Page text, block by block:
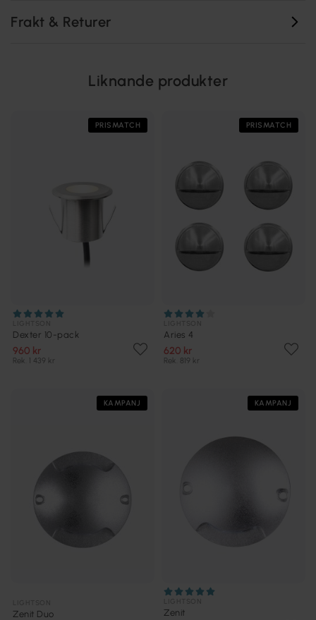
Frakt & Returer
Liknande produkter
PRISMATCH
Dexter 10-pack
960 kr
Rek. 1 439 kr
PRISMATCH
Aries 4
620 kr
Rek. 819 kr
KAMPANJ
Zenit Duo
KAMPANJ
Zenit